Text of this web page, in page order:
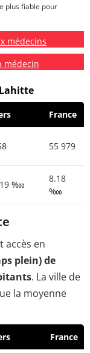
plus fiable pour
médecins
médecin
France
55 979
‱
8.18
‱
accès en
plein) de
. La ville de
la moyenne
France